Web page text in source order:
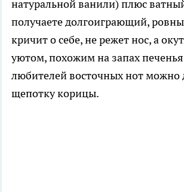
натуральной ванили) плюс
получаете долгоиграющий,
кричит о себе, не режет нос, а
уютом, похожим на запах
любителей восточных нот можно
щепотку корицы.